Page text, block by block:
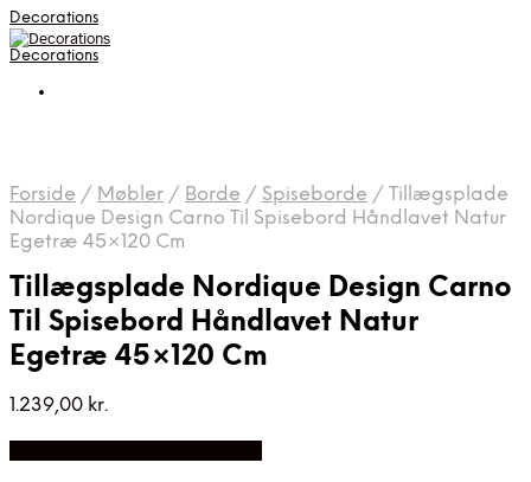
Decorations
Decorations
Forside / Møbler / Borde / Spiseborde / Tillægsplade
Nordique Design Carno Til Spisebord Håndlavet Natur
Egetræ 45×120 Cm
Tillægsplade Nordique Design Carno
Til Spisebord Håndlavet Natur
Egetræ 45×120 Cm
1.239,00 kr.